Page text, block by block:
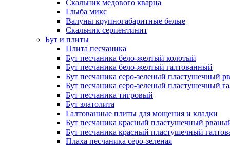
Скальник медового кварца
Глыба микс
Валуны крупногабаритные белые
Скальник серпентинит
Бут и плиты
Плита песчаника
Бут песчаника бело-желтый колотый
Бут песчаника бело-желтый галтованный
Бут песчаника серо-зеленый пластушечный
Бут песчаника серо-зеленый пластушечный
Бут песчаника тигровый
Бут златолита
Галтованные плиты для мощения и кладки
Бут песчаника красный пластушечный
Бут песчаника красный пластушечный
Плаха песчаника серо-зеленая